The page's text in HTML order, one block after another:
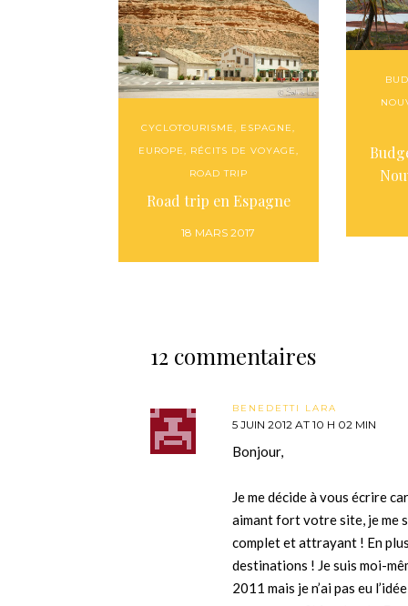
CYCLOTOURISME, ESPAGNE,
EUROPE, RÉCITS DE VOYAGE,
ROAD TRIP
Road trip en Espagne
18 MARS 2017
12 commentaires
BENEDETTI LARA
5 JUIN 2012 AT 10 H 02 MIN
Bonjour,
Je me décide à vous écrire
aimant fort votre site, je me
complet et attrayant ! En
destinations ! Je suis moi-
2011 mais je n’ai pas eu